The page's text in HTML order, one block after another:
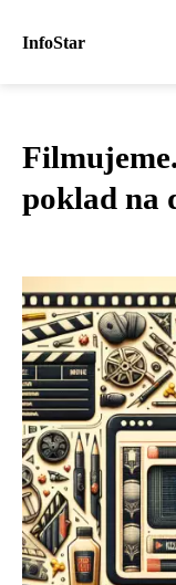
InfoStar
poklad na